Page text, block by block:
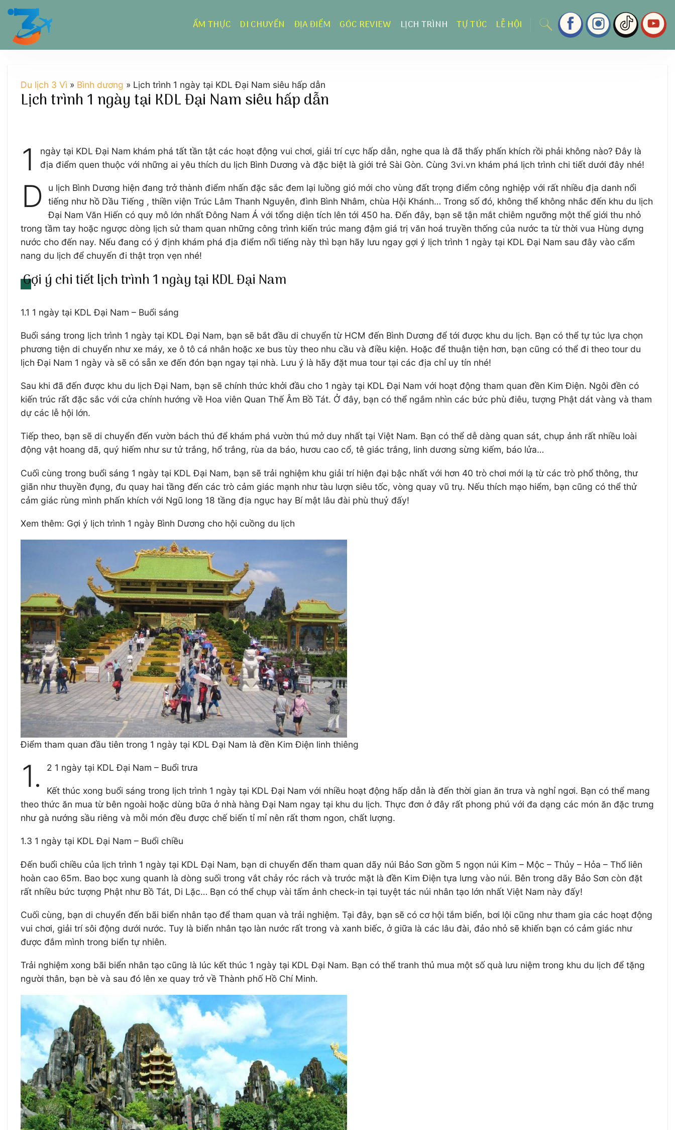
Chuyển
dung
ẨM THỰC DI CHUYỂN ĐỊA ĐIỂM GÓC REVIEW LỊCH TRÌNH TỰ TÚC LỄ HỘI
Du lịch 3 Vì » Bình dương » Lịch trình 1 ngày tại KDL Đại Nam siêu hấp dẫn
Lịch trình 1 ngày tại KDL Đại Nam siêu hấp dẫn
1
ngày tại KDL Đại Nam khám phá tất tần tật các hoạt động vui chơi, giải trí cực hấp dẫn, nghe qua là đã thấy phấn khích rồi phải không nào? Đây là
địa điểm quen thuộc với những ai yêu thích du lịch Bình Dương và đặc biệt là giới trẻ Sài Gòn. Cùng 3vi.vn khám phá lịch trình chi tiết dưới đây nhé!
D
u lịch Bình Dương hiện đang trở thành điểm nhấn đặc sắc đem lại luồng gió mới cho vùng đất trọng điểm công nghiệp với rất nhiều địa danh nổi
tiếng như hồ Dầu Tiếng , thiền viện Trúc Lâm Thanh Nguyên, đình Bình Nhâm, chùa Hội Khánh… Trong số đó, không thể không nhắc đến khu du lịch
Đại Nam Văn Hiến có quy mô lớn nhất Đông Nam Á với tổng diện tích lên tới 450 ha. Đến đây, bạn sẽ tận mắt chiêm ngưỡng một thế giới thu nhỏ
trong tầm tay hoặc ngược dòng lịch sử tham quan những công trình kiến trúc mang đậm giá trị văn hoá truyền thống của nước ta từ thời vua Hùng dựng
nước cho đến nay. Nếu đang có ý định khám phá địa điểm nổi tiếng này thì bạn hãy lưu ngay gợi ý lịch trình 1 ngày tại KDL Đại Nam sau đây vào cẩm
nang du lịch để chuyến đi thật trọn vẹn nhé!
Gợi ý chi tiết lịch trình 1 ngày tại KDL Đại Nam
1.1 1 ngày tại KDL Đại Nam – Buổi sáng
Buổi sáng trong lịch trình 1 ngày tại KDL Đại Nam, bạn sẽ bắt đầu di chuyển từ HCM đến Bình Dương để tới được khu du lịch. Bạn có thể tự túc lựa chọn
phương tiện di chuyển như xe máy, xe ô tô cá nhân hoặc xe bus tùy theo nhu cầu và điều kiện. Hoặc để thuận tiện hơn, bạn cũng có thể đi theo tour du
lịch Đại Nam 1 ngày và sẽ có sẵn xe đến đón bạn ngay tại nhà. Lưu ý là hãy đặt mua tour tại các địa chỉ uy tín nhé!
Sau khi đã đến được khu du lịch Đại Nam, bạn sẽ chính thức khởi đầu cho 1 ngày tại KDL Đại Nam với hoạt động tham quan đền Kim Điện. Ngôi đền có
kiến trúc rất đặc sắc với cửa chính hướng về Hoa viên Quan Thế Âm Bồ Tát. Ở đây, bạn có thể ngắm nhìn các bức phù điêu, tượng Phật dát vàng và tham
dự các lễ hội lớn.
Tiếp theo, bạn sẽ di chuyển đến vườn bách thú để khám phá vườn thú mở duy nhất tại Việt Nam. Bạn có thể dễ dàng quan sát, chụp ảnh rất nhiều loài
động vật hoang dã, quý hiếm như sư tử trắng, hổ trắng, rùa da báo, hươu cao cổ, tê giác trắng, linh dương sừng kiếm, báo lửa…
Cuối cùng trong buổi sáng 1 ngày tại KDL Đại Nam, bạn sẽ trải nghiệm khu giải trí hiện đại bậc nhất với hơn 40 trò chơi mới lạ từ các trò phổ thông, thư
giãn như thuyền đụng, đu quay hai tầng đến các trò cảm giác mạnh như tàu lượn siêu tốc, vòng quay vũ trụ. Nếu thích mạo hiểm, bạn cũng có thể thử
cảm giác rùng mình phấn khích với Ngũ long 18 tầng địa ngục hay Bí mật lâu đài phù thuỷ đấy!
Xem thêm: Gợi ý lịch trình 1 ngày Bình Dương cho hội cuồng du lịch
Điểm tham quan đầu tiên trong 1 ngày tại KDL Đại Nam là đền Kim Điện linh thiêng
1. 2 1 ngày tại KDL Đại Nam – Buổi trưa
Kết thúc xong buổi sáng trong lịch trình 1 ngày tại KDL Đại Nam với nhiều hoạt động hấp dẫn là đến thời gian ăn trưa và nghỉ ngơi. Bạn có thể mang
theo thức ăn mua từ bên ngoài hoặc dùng bữa ở nhà hàng Đại Nam ngay tại khu du lịch. Thực đơn ở đây rất phong phú với đa dạng các món ăn đặc trưng
như gà nướng sầu riêng và mỗi món đều được chế biến tỉ mỉ nên rất thơm ngon, chất lượng.
1.3 1 ngày tại KDL Đại Nam – Buổi chiều
Đến buổi chiều của lịch trình 1 ngày tại KDL Đại Nam, bạn di chuyển đến tham quan dãy núi Bảo Sơn gồm 5 ngọn núi Kim – Mộc – Thủy – Hỏa – Thổ liên
hoàn cao 65m. Bao bọc xung quanh là dòng suối trong vắt chảy róc rách và trước mặt là đền Kim Điện tựa lưng vào núi. Bên trong dãy Bảo Sơn còn đặt
rất nhiều bức tượng Phật như Bồ Tát, Di Lặc… Bạn có thể chụp vài tấm ảnh check-in tại tuyệt tác núi nhân tạo lớn nhất Việt Nam này đấy!
Cuối cùng, bạn di chuyển đến bãi biển nhân tạo để tham quan và trải nghiệm. Tại đây, bạn sẽ có cơ hội tắm biển, bơi lội cũng như tham gia các hoạt động
vui chơi, giải trí sôi động dưới nước. Tuy là biển nhân tạo làn nước rất trong và xanh biếc, ở giữa là các lâu đài, đảo nhỏ sẽ khiến bạn có cảm giác như
được đắm mình trong biển tự nhiên.
Trải nghiệm xong bãi biển nhân tạo cũng là lúc kết thúc 1 ngày tại KDL Đại Nam. Bạn có thể tranh thủ mua một số quà lưu niệm trong khu du lịch để tặng
người thân, bạn bè và sau đó lên xe quay trở về Thành phố Hồ Chí Minh.